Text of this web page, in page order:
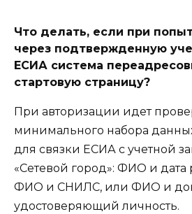
Что делать, если при
через подтвержденную
ЕСИА система
стартовую страницу?
При авторизации идет
минимального набора
для связки ЕСИА с учетной
«Сетевой город»: ФИО и
ФИО и СНИЛС, или ФИО и
удостоверяющий личность.